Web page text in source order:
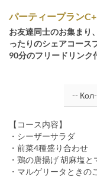
パーティープラン
お友達同士のお集まり
ったりのシェアコース
90分のフリードリンク
【コース内容】
・シーザーサラダ
・前菜4種盛り合わせ
・鶏の唐揚げ 胡麻塩と
・マルゲリータときの